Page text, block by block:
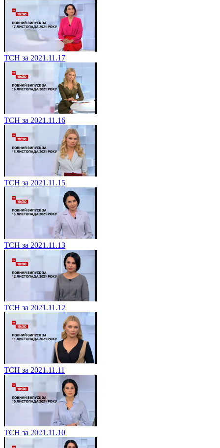
ТСН за 2021.11.17
ТСН за 2021.11.16
ТСН за 2021.11.15
ТСН за 2021.11.13
ТСН за 2021.11.12
ТСН за 2021.11.11
ТСН за 2021.11.10